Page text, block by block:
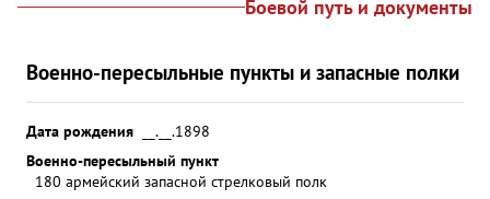
Боевой путь и документы
Военно-пересыльные пункты и запасные полки
Дата рождения
__.__.1898
Военно-пересыльный пункт
180 армейский запасной стрелковый полк